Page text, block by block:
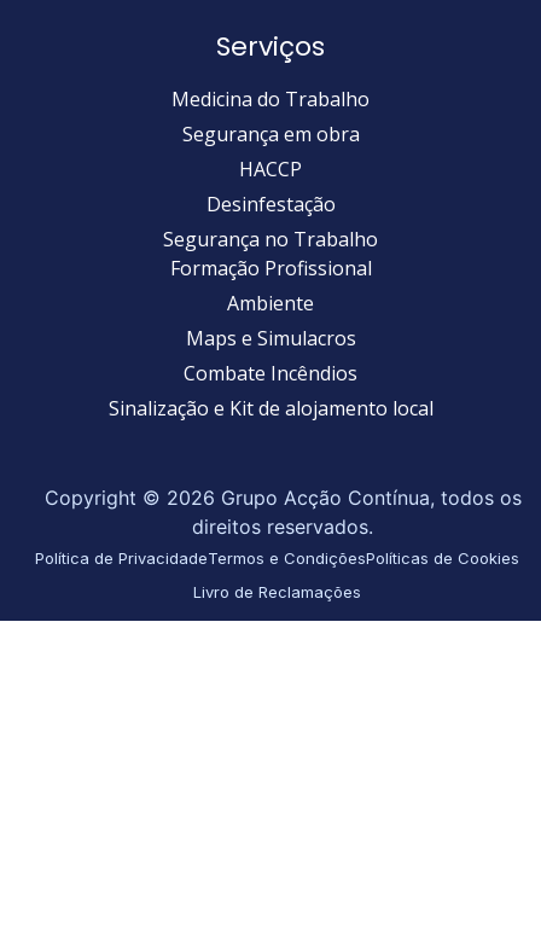
Serviços
Medicina do Trabalho
Segurança em obra
HACCP
Desinfestação
Segurança no Trabalho
Formação Profissional
Ambiente
Maps e Simulacros
Combate Incêndios
Sinalização e Kit de alojamento local
Copyright © 2026 Grupo Acção Contínua, todos os
direitos reservados.
Política de PrivacidadeTermos e CondiçõesPolíticas de Cookies
Livro de Reclamações